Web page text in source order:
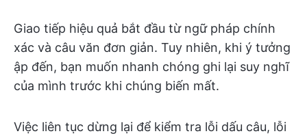
Giao tiếp hiệu quả bắt đầu từ ngữ pháp chính
xác và câu văn đơn giản. Tuy nhiên, khi ý tưởng
ập đến, bạn muốn nhanh chóng ghi lại suy nghĩ
của mình trước khi chúng biến mất.
Việc liên tục dừng lại để kiểm tra lỗi dấu câu, lỗi